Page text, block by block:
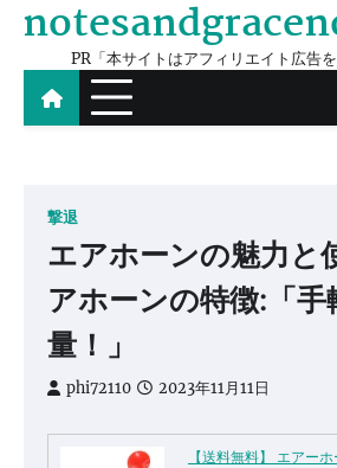
Skip
contentPR「本サイトはアフィリエイト広告
撃退
エアホーンの魅力と
アホーンの特徴:「手
量！」
phi72110 2023年11月11日
【送料無料】 エアー